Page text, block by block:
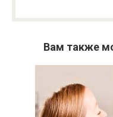
Вам также